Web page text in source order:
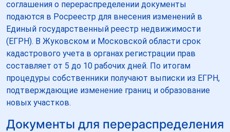
соглашения о перераспределении документы
подаются в Росреестр для внесения изменений в
Единый государственный реестр недвижимости
(ЕГРН). В Жуковском и Московской области срок
кадастрового учета в органах регистрации прав
составляет от 5 до 10 рабочих дней. По итогам
процедуры собственники получают выписки из ЕГРН,
подтверждающие изменение границ и образование
новых участков.
Документы для перераспределения